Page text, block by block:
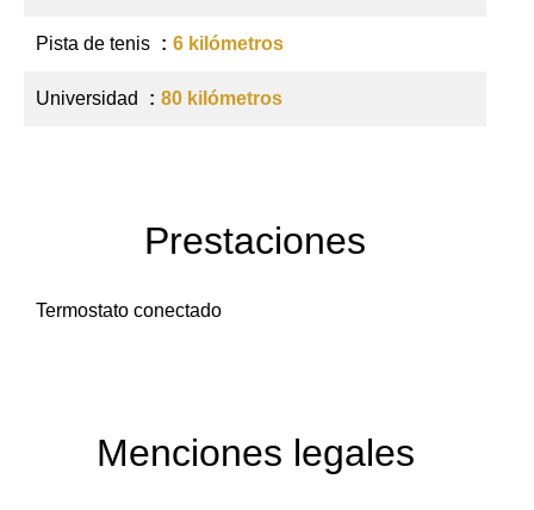
Pista de tenis 6 kilómetros
Universidad 80 kilómetros
Prestaciones
Termostato conectado
Menciones legales